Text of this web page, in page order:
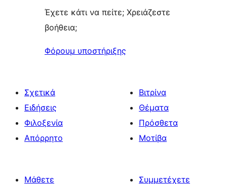
Έχετε κάτι να πείτε; Χρειάζεστε
βοήθεια;
Φόρουμ υποστήριξης
Σχετικά
Ειδήσεις
Φιλοξενία
Απόρρητο
Βιτρίνα
Θέματα
Πρόσθετα
Μοτίβα
Μάθετε
Συμμετέχετε